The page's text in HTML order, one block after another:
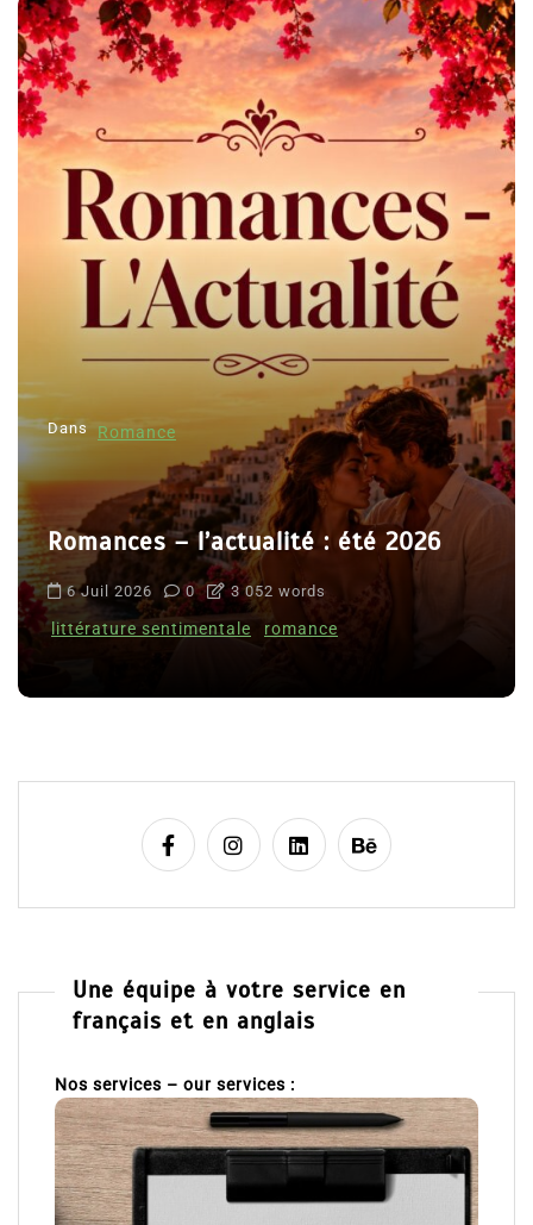
Dans Romance
Romances – l’actualité : été 2026
6 Juil 2026 0 3 052 words
littérature sentimentale romance
Une équipe à votre service en
français et en anglais
Nos services – our services :